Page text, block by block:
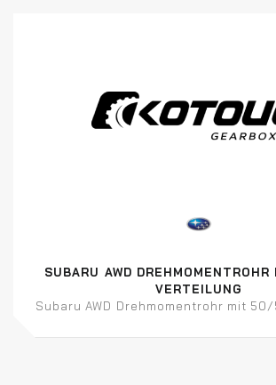
SUBARU AWD
VERTEILUNG
Subaru AWD Drehmomentrohr mit